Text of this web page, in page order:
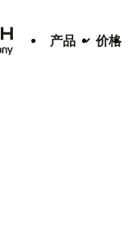
产品 价格